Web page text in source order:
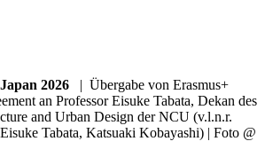
2026 | Übergabe von Erasmus+
an Professor Eisuke Tabata, Dekan des
and Urban Design der NCU (v.l.n.r.
Tabata, Katsuaki Kobayashi) | Foto @